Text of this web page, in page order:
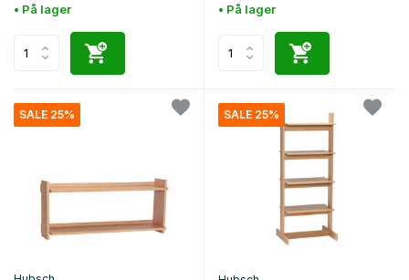
• På lager • På lager
SALE 25% SALE 25%